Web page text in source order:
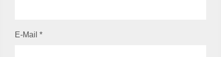
E-Mail *